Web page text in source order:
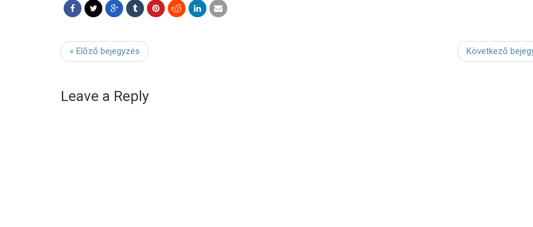
« Előző bejegyzés Következő
Leave a Reply